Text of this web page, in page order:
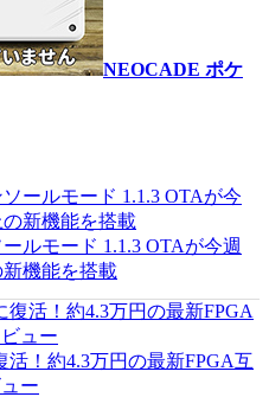
NEOCADE ポケ
ールモード 1.1.3 OTAが今週
機能を搭載
！約4.3万円の最新FPGA互
ー